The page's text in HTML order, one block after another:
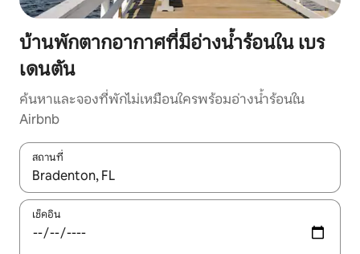
บ้านพักตากอากาศที่มีอ่างน้ำร้อนใน เบร
เดนตัน
ค้นหาและจองที่พักไม่เหมือนใครพร้อมอ่างน้ำร้อนใน
Airbnb
สถานที่
ใช้ลูกศรขึ้นลง หรือใช้การสัมผัสหรือปัด เพื่อสำรวจผลการค้นหา
เช็คอิน